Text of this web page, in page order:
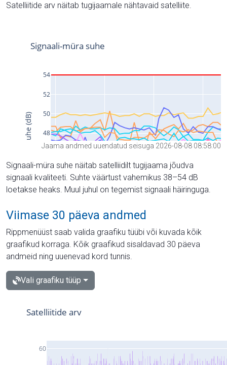
Satelliitide arv näitab tugijaamale nähtavaid satelliite.
Jaama andmed uuendatud seisuga 2026-08-08 08:58:00
Signaali-müra suhe näitab satelliidilt tugijaama jõudva
signaali kvaliteeti. Suhte väärtust vahemikus 38–54 dB
loetakse heaks. Muul juhul on tegemist signaali häiringuga.
Viimase 30 päeva andmed
Rippmenüüst saab valida graafiku tüübi või kuvada kõik
graafikud korraga. Kõik graafikud sisaldavad 30 päeva
andmeid ning uuenevad kord tunnis.
Vali graafiku tüüp
60
Satelliitide arv